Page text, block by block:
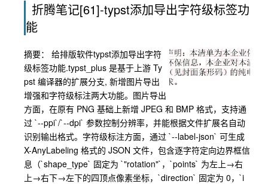
折腾笔记[61]-typst添加导出字符级标签功
能
摘要： 给排版软件typst添加导出字符
级标签功能.typst_plus 是基于上游 Ty
pst 编译器的扩展分支, 新增图片导出
增强和字符级标注两大功能。图片导出
方面，在原有 PNG 基础上新增 JPEG 和 BMP 格式，支持通
过 `--ppi`/`--dpi` 参数控制分辨率，并能根据文件扩展名自动
识别输出格式。字符级标注方面，通过 `--label-json` 可生成
X-AnyLabeling 格式的 JSON 文件，包含逐字符定向边界框信
息（`shape_type` 固定为 `"rotation"`，`points` 为左上→右
上→右下→左下的四顶点像素坐标，`direction` 固定为 0，`i